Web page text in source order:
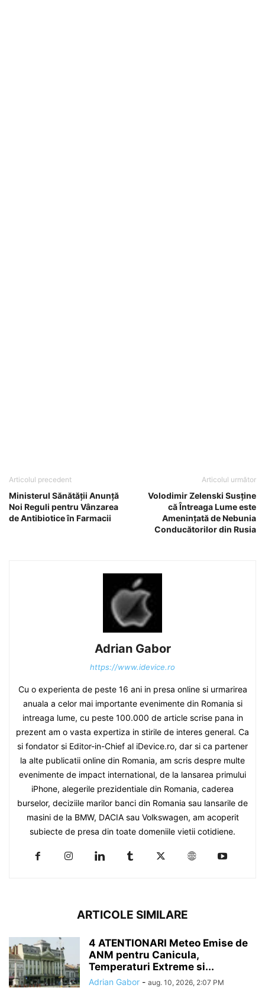
Articolul precedent
Ministerul Sănătății Anunță
Noi Reguli pentru Vânzarea
de Antibiotice în Farmacii
Articolul următor
Volodimir Zelenski Susține
că Întreaga Lume este
Amenințată de Nebunia
Conducătorilor din Rusia
Adrian Gabor
https://www.idevice.ro
Cu o experienta de peste 16 ani in presa online si urmarirea
anuala a celor mai importante evenimente din Romania si
intreaga lume, cu peste 100.000 de article scrise pana in
prezent am o vasta expertiza in stirile de interes general. Ca
si fondator si Editor-in-Chief al iDevice.ro, dar si ca partener
la alte publicatii online din Romania, am scris despre multe
evenimente de impact international, de la lansarea primului
iPhone, alegerile prezidentiale din Romania, caderea
burselor, deciziile marilor banci din Romania sau lansarile de
masini de la BMW, DACIA sau Volkswagen, am acoperit
subiecte de presa din toate domeniile vietii cotidiene.
ARTICOLE SIMILARE
4 ATENTIONARI Meteo Emise de
ANM pentru Canicula,
Temperaturi Extreme si...
Adrian Gabor - aug. 10, 2026, 2:07 PM